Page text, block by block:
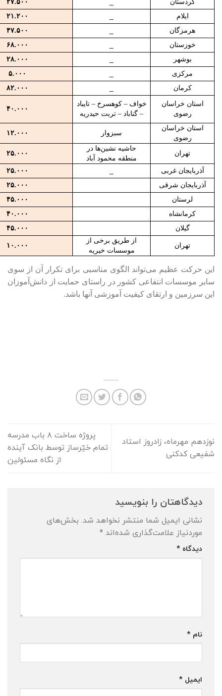
ایلام
۲۱.۲۰۰
هرمزگان
۴۷.۵۰۰
خوزستان
۶۸.۰۰۰
بوشهر
۲۸.۰۰۰
مرکزی
۵.۰۰۰
کرمان
۸۲.۰۰۰
استان خراسان
رضوی
خواف – کوهسرخ – تایباد
– گناباد – تربت حیدریه
۴۰.۰۰۰
استان خراسان
رضوی
سبزوار ۱۲.۰۰۰
تهران
حاشیه نشین‌ها در
منطقه محمود آباد
۲۵.۰۰۰
آذربایجان غربی
۲۵.۰۰۰
آذربایجان شرقی
۲۵.۰۰۰
لرستان
۴۵.۰۰۰
کرمانشاه
۴۰.۰۰۰
گیلان
۴۵.۰۰۰
تهران
از طریق برخی از
موسسات خیریه
۱۰.۰۰۰
این حرکت عظیم می‌تواند الگوی مناسبی برای تکرار آن از سوی
سایر موسسات انتفاعی کشور در راستای حمایت از دانش‌آموزان
این سرزمین و ارتقای کیفیت آموزشی آنها باشد.
نوزدهم مهرماه، زادروز استاد
شفیعی کدکنی
پروژه ساخت ۸ باب مدرسه
تمام خیّرساز توسط بانک آینده
از نگاه مسئولین
دیدگاهتان را بنویسید
نشانی ایمیل شما منتشر نخواهد شد. بخش‌های
موردنیاز علامت‌گذاری شده‌اند *
دیدگاه *
نام *
ایمیل *